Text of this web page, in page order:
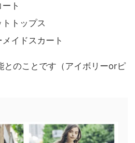
ト
トップス
イドスカート
とのことです（アイボリーorピ